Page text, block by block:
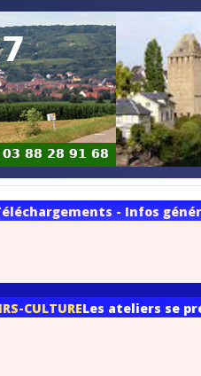
- Infos
CULTURELes ateliers se